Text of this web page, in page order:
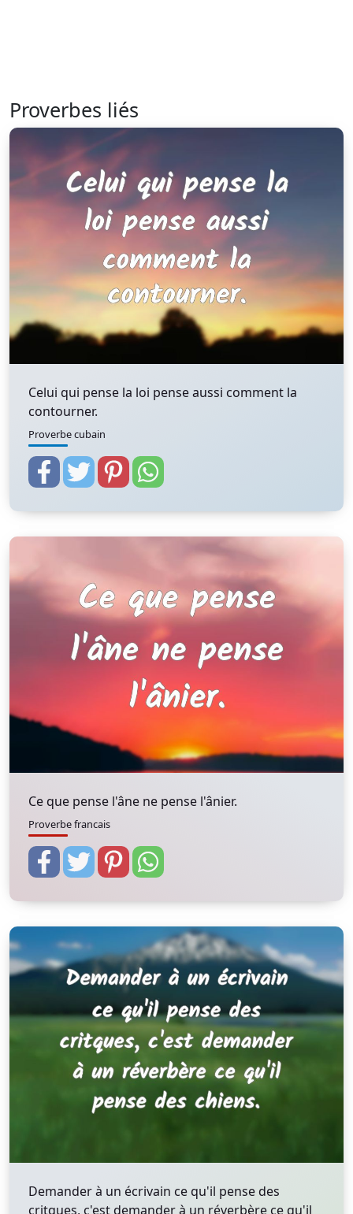
Proverbes liés
Celui qui pense la loi pense aussi comment la
contourner.
Proverbe cubain
Ce que pense l'âne ne pense l'ânier.
Proverbe francais
Demander à un écrivain ce qu'il pense des
critques, c'est demander à un réverbère ce qu'il